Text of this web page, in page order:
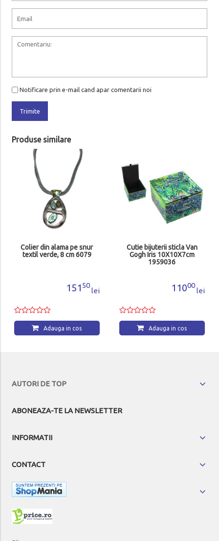
Notificare prin e-mail cand apar comentarii noi
Trimite
Produse similare
Colier din alama pe snur
textil verde, 8 cm 6079
151 50
lei
Adauga in cos
Cutie bijuterii sticla Van
Gogh Iris 10X10X7cm
1959036
11000
lei
Adauga in cos
AUTORI DE TOP
ABONEAZA-TE LA NEWSLETTER
INFORMATII
CONTACT